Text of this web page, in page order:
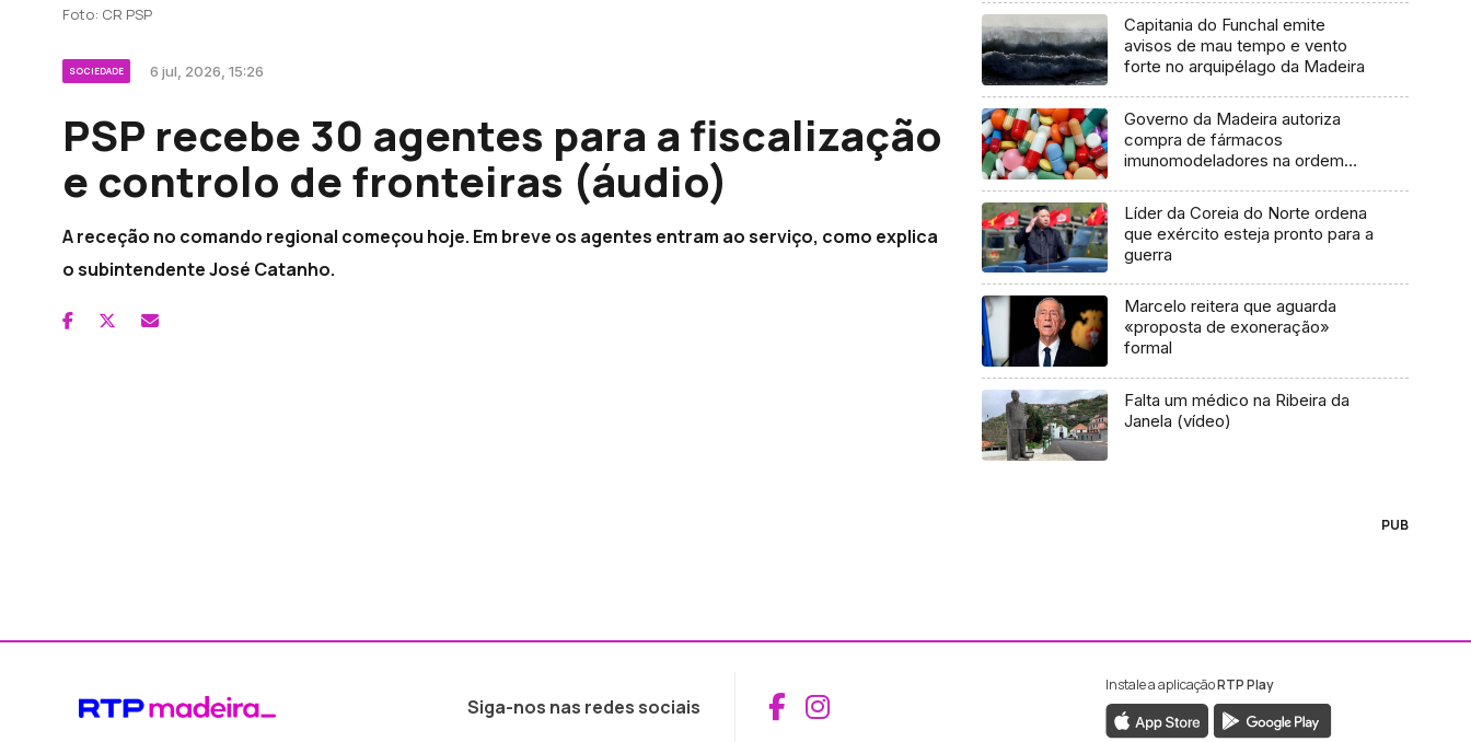
Foto: CR PSP
SOCIEDADE 6 jul, 2026, 15:26
PSP recebe 30 agentes para a fiscalização
e controlo de fronteiras (áudio)
A receção no comando regional começou hoje. Em breve os agentes entram ao serviço, como explica
o subintendente José Catanho.
Capitania do Funchal emite
avisos de mau tempo e vento
forte no arquipélago da Madeira
Governo da Madeira autoriza
compra de fármacos
imunomodeladores na ordem
Líder da Coreia do Norte ordena
que exército esteja pronto para a
guerra
Marcelo reitera que aguarda
«proposta de exoneração»
formal
Falta um médico na Ribeira da
Janela (vídeo)
PUB
Siga-nos nas redes sociais Aceder ao Facebook da RTP Madeira
Aceder ao Instagram da RTP Madeira
Instale a aplicaçãoRTP Play